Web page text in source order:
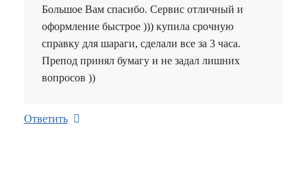
Большое Вам спасибо. Сервис отличный и
оформление быстрое ))) купила срочную
справку для шараги, сделали все за 3 часа.
Препод принял бумагу и не задал лишних
вопросов ))
Ответить